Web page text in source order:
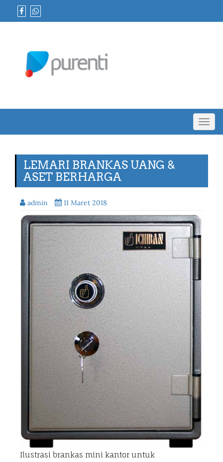
LEMARI BRANKAS UANG &
ASET BERHARGA
admin 11 Maret 2018
Ilustrasi brankas mini kantor untuk